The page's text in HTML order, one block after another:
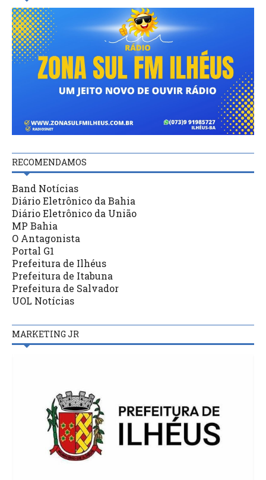
RECOMENDAMOS
Band Notícias
Diário Eletrônico da Bahia
Diário Eletrônico da União
MP Bahia
O Antagonista
Portal G1
Prefeitura de Ilhéus
Prefeitura de Itabuna
Prefeitura de Salvador
UOL Notícias
MARKETING JR